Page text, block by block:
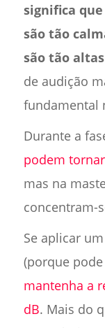
significa
são tão
são tão
de audição
fundamental
Durante a
podem
mas na
concentram-
Se aplicar
(porque
mantenha a
dB. Mais do